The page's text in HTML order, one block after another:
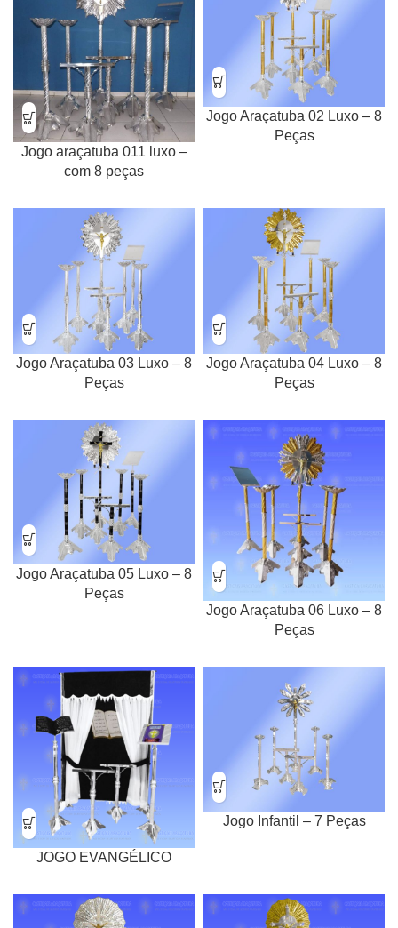
Jogo araçatuba 011 luxo –
com 8 peças
Jogo Araçatuba 02 Luxo – 8
Peças
Jogo Araçatuba 03 Luxo – 8
Peças
Jogo Araçatuba 04 Luxo – 8
Peças
Jogo Araçatuba 05 Luxo – 8
Peças
Jogo Araçatuba 06 Luxo – 8
Peças
JOGO EVANGÉLICO
Jogo Infantil – 7 Peças